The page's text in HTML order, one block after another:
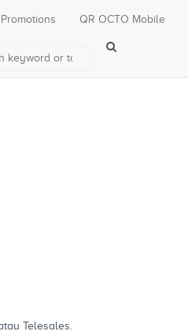
Promotions QR OCTO Mobile
Telesales.